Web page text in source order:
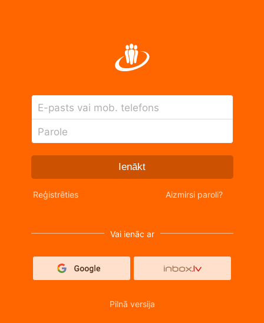
E-pasts vai mob. telefons
Parole
Ienākt
Reģistrēties Aizmirsi paroli?
Vai ienāc ar
Pilnā versija